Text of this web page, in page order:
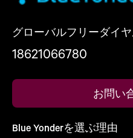
グローバルフリーダイ
18621066780
お問い
Blue Yonderを選ぶ理由